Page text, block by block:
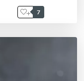
7